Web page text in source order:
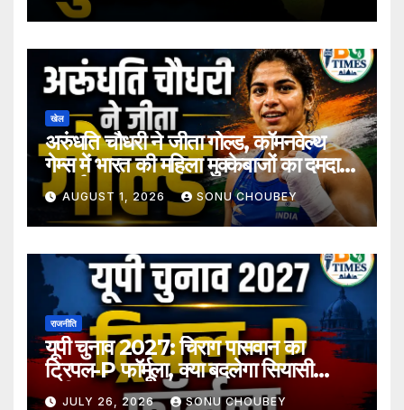
खेल
अरुंधति चौधरी ने जीता गोल्ड, कॉमनवेल्थ
गेम्स में भारत की महिला मुक्केबाजों का दमदार
प्रदर्शन
AUGUST 1, 2026 SONU CHOUBEY
राजनीति
यूपी चुनाव 2027: चिराग पासवान का
ट्रिपल-P फॉर्मूला, क्या बदलेगा सियासी
समीकरण?
JULY 26, 2026 SONU CHOUBEY